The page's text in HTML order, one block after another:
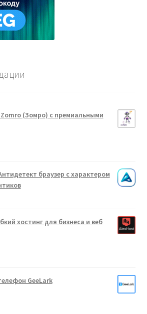
Zomro (Зомро) с премиальными
браузер с характером
хостинг для бизнеса и веб
GeeLark